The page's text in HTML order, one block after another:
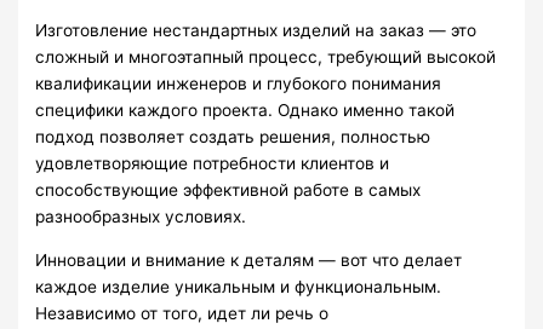
Изготовление нестандартных изделий на заказ — это
сложный и многоэтапный процесс, требующий высокой
квалификации инженеров и глубокого понимания
специфики каждого проекта. Однако именно такой
подход позволяет создать решения, полностью
удовлетворяющие потребности клиентов и
способствующие эффективной работе в самых
разнообразных условиях.
Инновации и внимание к деталям — вот что делает
каждое изделие уникальным и функциональным.
Независимо от того, идет ли речь о